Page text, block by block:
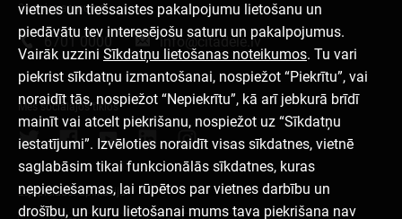
vietnes un tiešsaistes pakalpojumu lietošanu un
piedāvātu tev interesējošu saturu un pakalpojumus.
Vairāk uzzini Sīkdatņu lietošanas noteikumos. Tu vari
piekrist sīkdatņu izmantošanai, nospiežot “Piekrītu”, vai
noraidīt tās, nospiežot “Nepiekrītu”, kā arī jebkurā brīdī
mainīt vai atcelt piekrišanu, nospiežot uz “Sīkdatņu
iestatījumi”. Izvēloties noraidīt visas sīkdatnes, vietnē
saglabāsim tikai funkcionālās sīkdatnes, kuras
nepieciešamas, lai rūpētos par vietnes darbību un
drošību, un kuru lietošanai mums tava piekrišana nav
Sazinies ar mums
6701 0000 info@citadele.lv
Mēs sociālajos tīklos
Lejupielādēt aplikāciju